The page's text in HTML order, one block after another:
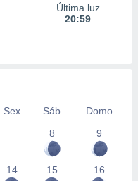
Última luz
20:59
Sex Sáb
Domo
8
9
14 15 16